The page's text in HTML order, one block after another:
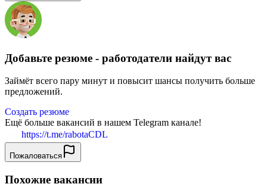
Добавьте резюме - работодатели найдут вас
Займёт всего пару минут и повысит шансы получить больше
предложений.
Создать резюме
Ещё больше вакансий в нашем Telegram канале!
https://t.me/rabotaCDL
Пожаловаться
Похожие вакансии